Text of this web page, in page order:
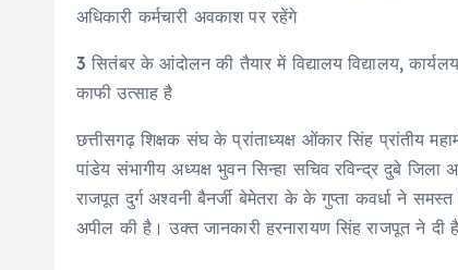
अधिकारी कर्मचारी अवकाश पर रहेंगे
3 सितंबर के आंदोलन की तैयार में विद्यालय विद्यालय,
काफी उत्साह है
छत्तीसगढ़ शिक्षक संघ के प्रांताध्यक्ष ओंकार सिंह प्रांतीय
पांडेय संभागीय अध्यक्ष भुवन सिन्हा सचिव रविन्द्र दुबे जिला
राजपूत दुर्ग अश्वनी बैनर्जी बेमेतरा के के गुप्ता कवर्धा ने
अपील की है। उक्त जानकारी हरनारायण सिंह राजपूत ने दी